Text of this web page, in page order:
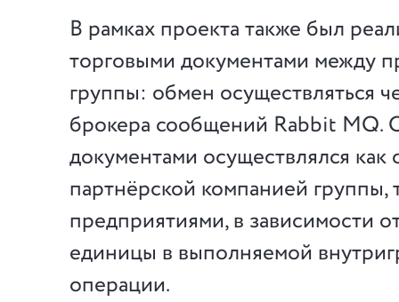
В рамках проекта также был
торговыми документами между
группы: обмен осуществляться
брокера сообщений Rabbit MQ.
документами осуществлялся как
партнёрской компанией группы,
предприятиями, в зависимости
единицы в выполняемой
операции.